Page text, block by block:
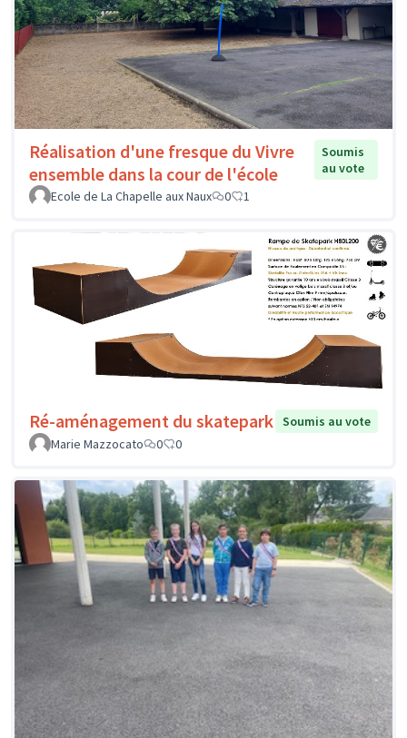
Réalisation d'une fresque du Vivre
ensemble dans la cour de l'école
Soumis
au vote
Ecole de La Chapelle aux Naux
0 1
Ré-aménagement du skatepark Soumis au vote
Marie Mazzocato
0 0